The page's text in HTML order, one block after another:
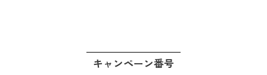
キャンペーン番号